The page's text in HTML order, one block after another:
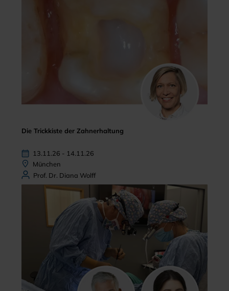
Die Trickkiste der Zahnerhaltung
13.11.26 - 14.11.26
München
Prof. Dr. Diana Wolff